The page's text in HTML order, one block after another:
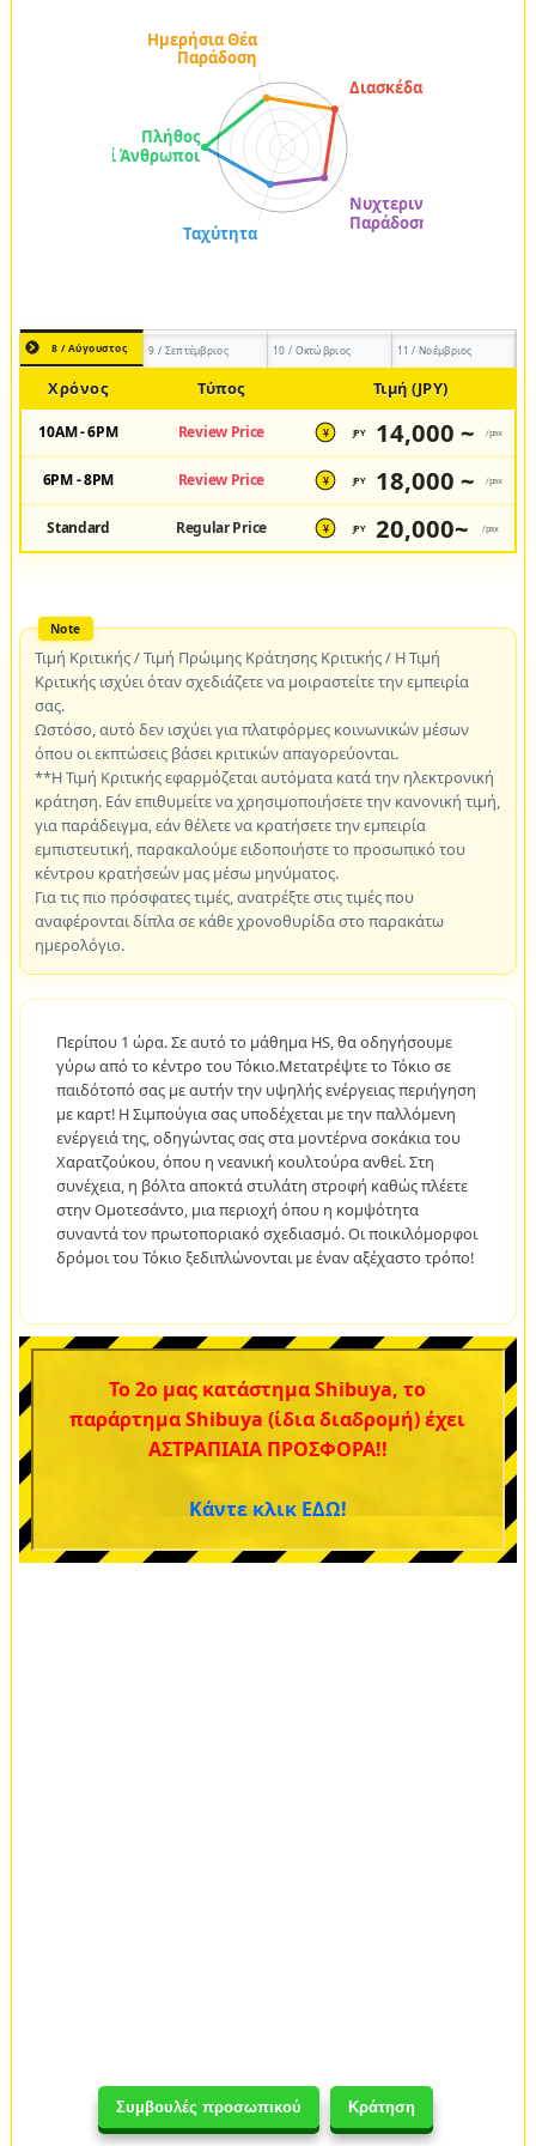
Συμβουλές προσωπικού Κράτηση
8 / Αύγουστος 9 / Σεπτέμβριος 10 / Οκτώβριος 11 / Νοέμβριος
Χρόνος Τύπος Τιμή (JPY)
10AM - 6PM Review Price ¥ JPY 14,000 ~ /pax
6PM - 8PM Review Price ¥ JPY 18,000 ~ /pax
Standard Regular Price ¥ JPY 20,000~ /pax
Τιμή Κριτικής / Τιμή Πρώιμης Κράτησης Κριτικής / Η Τιμή
Κριτικής ισχύει όταν σχεδιάζετε να μοιραστείτε την εμπειρία
σας.
Ωστόσο, αυτό δεν ισχύει για πλατφόρμες κοινωνικών μέσων
όπου οι εκπτώσεις βάσει κριτικών απαγορεύονται.
**Η Τιμή Κριτικής εφαρμόζεται αυτόματα κατά την ηλεκτρονική
κράτηση. Εάν επιθυμείτε να χρησιμοποιήσετε την κανονική τιμή,
για παράδειγμα, εάν θέλετε να κρατήσετε την εμπειρία
εμπιστευτική, παρακαλούμε ειδοποιήστε το προσωπικό του
κέντρου κρατήσεών μας μέσω μηνύματος.
Για τις πιο πρόσφατες τιμές, ανατρέξτε στις τιμές που
αναφέρονται δίπλα σε κάθε χρονοθυρίδα στο παρακάτω
ημερολόγιο.
Περίπου 1 ώρα. Σε αυτό το μάθημα HS, θα οδηγήσουμε
γύρω από το κέντρο του Τόκιο.Μετατρέψτε το Τόκιο σε
παιδότοπό σας με αυτήν την υψηλής ενέργειας περιήγηση
με καρτ! Η Σιμπούγια σας υποδέχεται με την παλλόμενη
ενέργειά της, οδηγώντας σας στα μοντέρνα σοκάκια του
Χαρατζούκου, όπου η νεανική κουλτούρα ανθεί. Στη
συνέχεια, η βόλτα αποκτά στυλάτη στροφή καθώς πλέετε
στην Ομοτεσάντο, μια περιοχή όπου η κομψότητα
συναντά τον πρωτοποριακό σχεδιασμό. Οι ποικιλόμορφοι
δρόμοι του Τόκιο ξεδιπλώνονται με έναν αξέχαστο τρόπο!
Το 2ο μας κατάστημα Shibuya, το
παράρτημα Shibuya (ίδια διαδρομή) έχει
ΑΣΤΡΑΠΙΑΙΑ ΠΡΟΣΦΟΡΑ!!
Κάντε κλικ ΕΔΩ!